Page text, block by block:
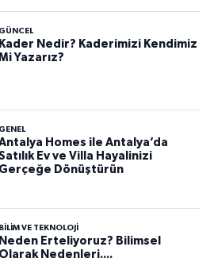
GÜNCEL
Kader Nedir? Kaderimizi Kendimiz
Yazarız?
GENEL
Homes ile Antalya’da
Ev ve Villa Hayalinizi
Gerçeğe Dönüştürün
BILIM VE TEKNOLOJI
Neden Erteliyoruz? Bilimsel
Olarak Nedenleri....